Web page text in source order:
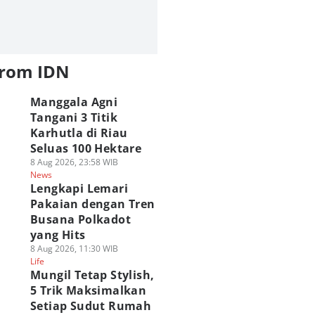
IDN
Manggala Agni
Tangani 3 Titik
Karhutla di Riau
Seluas 100 Hektare
8 Aug 2026, 23:58 WIB
News
Lengkapi Lemari
Pakaian dengan Tren
Busana Polkadot
yang Hits
8 Aug 2026, 11:30 WIB
Life
Mungil Tetap Stylish,
5 Trik Maksimalkan
Setiap Sudut Rumah